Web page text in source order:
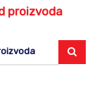
proizvoda